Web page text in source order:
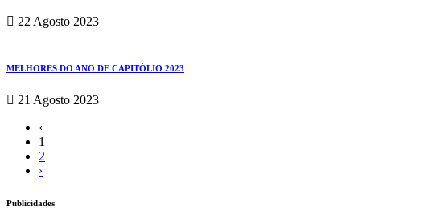
22 Agosto 2023
MELHORES DO ANO DE CAPITÓLIO 2023
21 Agosto 2023
‹
1
2
›
Publicidades